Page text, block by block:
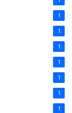
1
1
1
1
1
1
1